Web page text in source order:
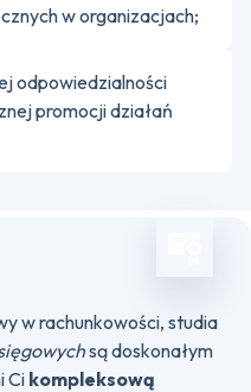
w organizacjach;
odpowiedzialności
promocji działań
w rachunkowości, studia
są doskonałym
Ci kompleksową